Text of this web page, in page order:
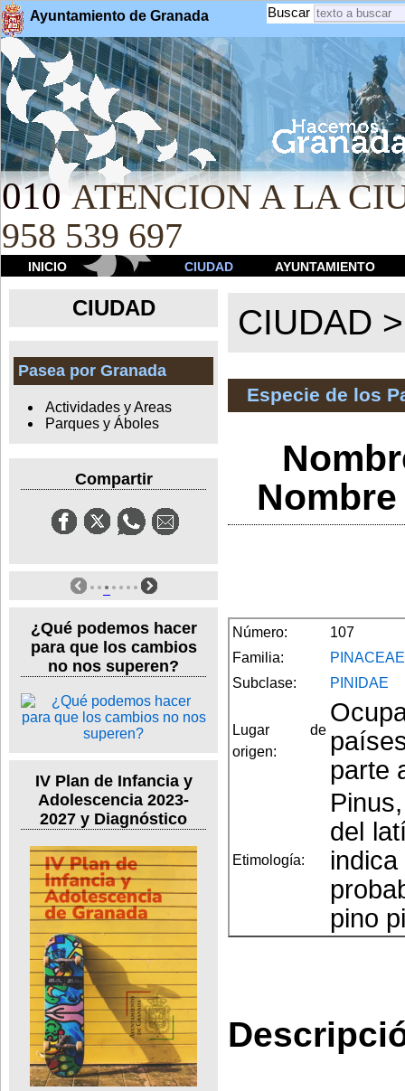
Ayuntamiento de Granada Buscar
010 ATENCION A LA
958 539 697
INICIO CIUDAD AYUNTAMIENTO
CIUDAD
Pasea por Granada
Actividades y Areas
Parques y Áboles
Compartir
¿Qué podemos hacer
para que los cambios
no nos superen?
IV Plan de Infancia y
Adolescencia 2023-
2027 y Diagnóstico
CIUDAD
Especie de los
Número:
107
Familia:
PINACEAE
Subclase:
PINIDAE
Lugar de
origen:
parte
Etimología:
del
pino